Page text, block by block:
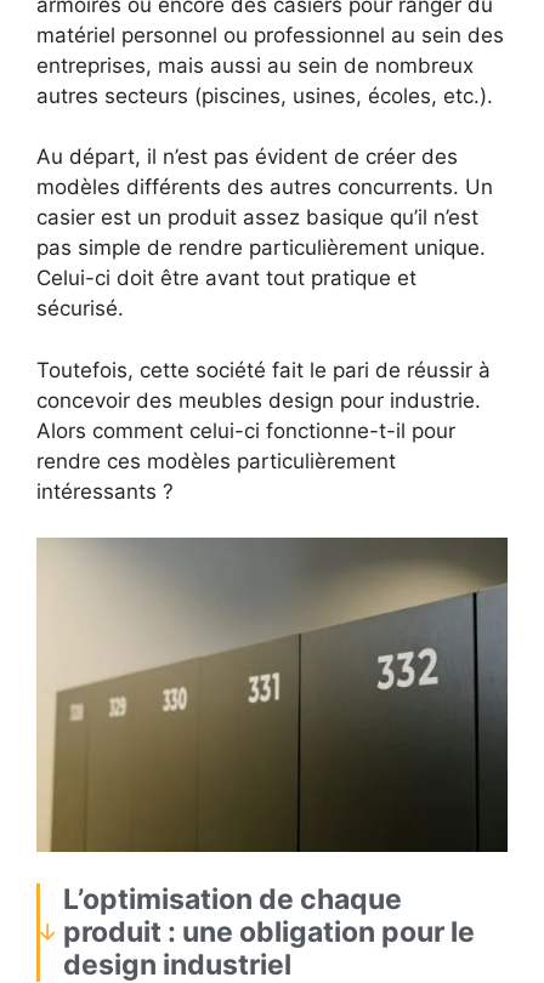
matériel personnel ou professionnel au sein des
entreprises, mais aussi au sein de nombreux
autres secteurs (piscines, usines, écoles, etc.).
Au départ, il n’est pas évident de créer des
modèles différents des autres concurrents. Un
casier est un produit assez basique qu’il n’est
pas simple de rendre particulièrement unique.
Celui-ci doit être avant tout pratique et
sécurisé.
Toutefois, cette société fait le pari de réussir à
concevoir des meubles design pour industrie.
Alors comment celui-ci fonctionne-t-il pour
rendre ces modèles particulièrement
intéressants ?
L’optimisation de chaque
produit : une obligation pour le
design industriel